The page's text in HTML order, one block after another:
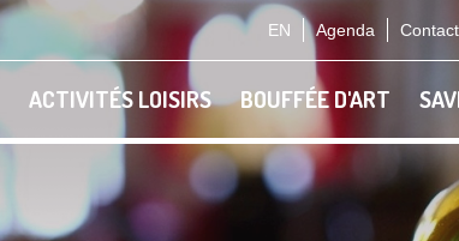
EN Agenda Contact
ACTIVITÉS LOISIRS BOUFFÉE D'ART